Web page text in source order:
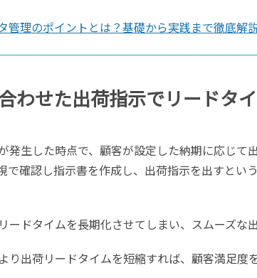
管理のポイントとは？基礎から実践まで徹底解
わせた出荷指示でリードタ
発生した時点で、顧客が設定した納期に応じて
で確認し指示書を作成し、出荷指示を出すとい
ードタイムを長期化させてしまい、スムーズな
り出荷リードタイムを短縮すれば、顧客満足度